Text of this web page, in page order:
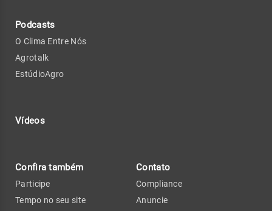
Podcasts
O Clima Entre Nós
Agrotalk
EstúdioAgro
Vídeos
Confira também
Participe
Tempo no seu site
Contato
Compliance
Anuncie